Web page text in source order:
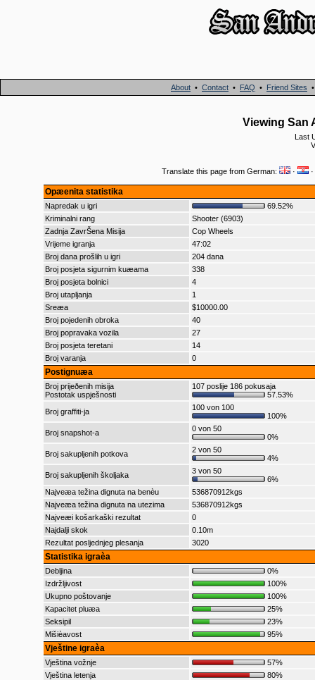
About • Contact • FAQ • Friend Sites
Viewing San
Last
Translate this page from German: · ·
Opæenita statistika
Napredak u igri
69.52%
Kriminalni rang
Shooter (6903)
Zadnja ZavrŠena Misija
Cop Wheels
Vrijeme igranja
47:02
Broj dana prošlih u igri
204 dana
Broj posjeta sigurnim kuæama
338
Broj posjeta bolnici
4
Broj utapljanja
1
Sreæa
$10000.00
Broj pojedenih obroka
40
Broj popravaka vozila
27
Broj posjeta teretani
14
Broj varanja
0
Postignuæa
Broj prijeðenih misija
Postotak uspješnosti
107 poslije 186 pokusaja
57.53%
Broj graffiti-ja
100 von 100
100%
Broj snapshot-a
0 von 50
0%
Broj sakupljenih potkova
2 von 50
4%
Broj sakupljenih školjaka
3 von 50
6%
Najveæa težina dignuta na benèu
536870912kgs
Najveæa težina dignuta na utezima
536870912kgs
Najveæi košarkaški rezultat
0
Najdalji skok
0.10m
Rezultat posljednjeg plesanja
3020
Statistika igraèa
Debljina
0%
Izdržljivost
100%
Ukupno poštovanje
100%
Kapacitet pluæa
25%
Seksipil
23%
Mišièavost
95%
Vještine igraèa
Vještina vožnje
57%
Vještina letenja
80%